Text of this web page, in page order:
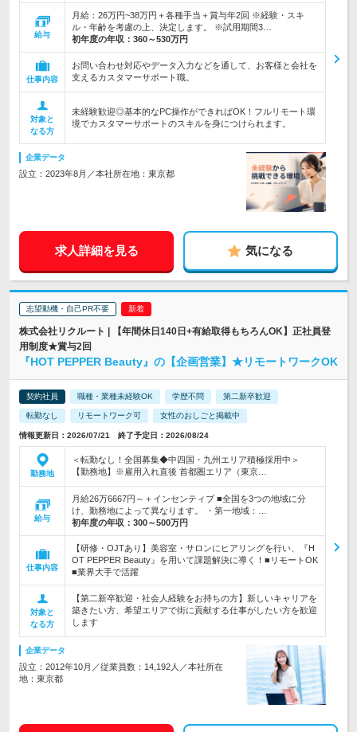
給与
月給：26万円~38万円＋各種手当＋賞与年2回 ※経験・スキ
ル・年齢を考慮の上、決定します。 ※試用期間3…
初年度の年収： 360～530万円
仕事内容
お問い合わせ対応やデータ入力などを通して、お客様と会社を
支えるカスタマーサポート職。
対象と
なる方
未経験歓迎◎基本的なPC操作ができればOK！フルリモート環
境でカスタマーサポートのスキルを身につけられます。
企業データ
設立：2023年8月／本社所在地：東京都
求人詳細を見る 気になる
志望動機・自己PR不要
株式会社リクルート | 【年間休日140日+有給取得もちろんOK】正社員登
用制度★賞与2回
『HOT PEPPER Beauty』の【企画営業】★リモートワークOK
契約社員 職種・業種未経験OK 学歴不問 第二新卒歓迎
転勤なし リモートワーク可 女性のおしごと掲載中
情報更新日：2026/07/21 終了予定日：2026/08/24
勤務地
＜転勤なし！全国募集◆中四国・九州エリア積極採用中＞
【勤務地】※雇用入れ直後 首都圏エリア（東京…
給与
月給26万6667円～＋インセンティブ ■全国を3つの地域に分
け、勤務地によって異なります。 ・第一地域：…
初年度の年収： 300～500万円
仕事内容
【研修・OJTあり】美容室・サロンにヒアリングを行い、『H
OT PEPPER Beauty』を用いて課題解決に導く！■リモートOK
■業界大手で活躍
対象と
なる方
【第二新卒歓迎・社会人経験をお持ちの方】新しいキャリアを
築きたい方、希望エリアで街に貢献する仕事がしたい方を歓迎
します
企業データ
設立：2012年10月／従業員数：14,192人／本社所在
地：東京都